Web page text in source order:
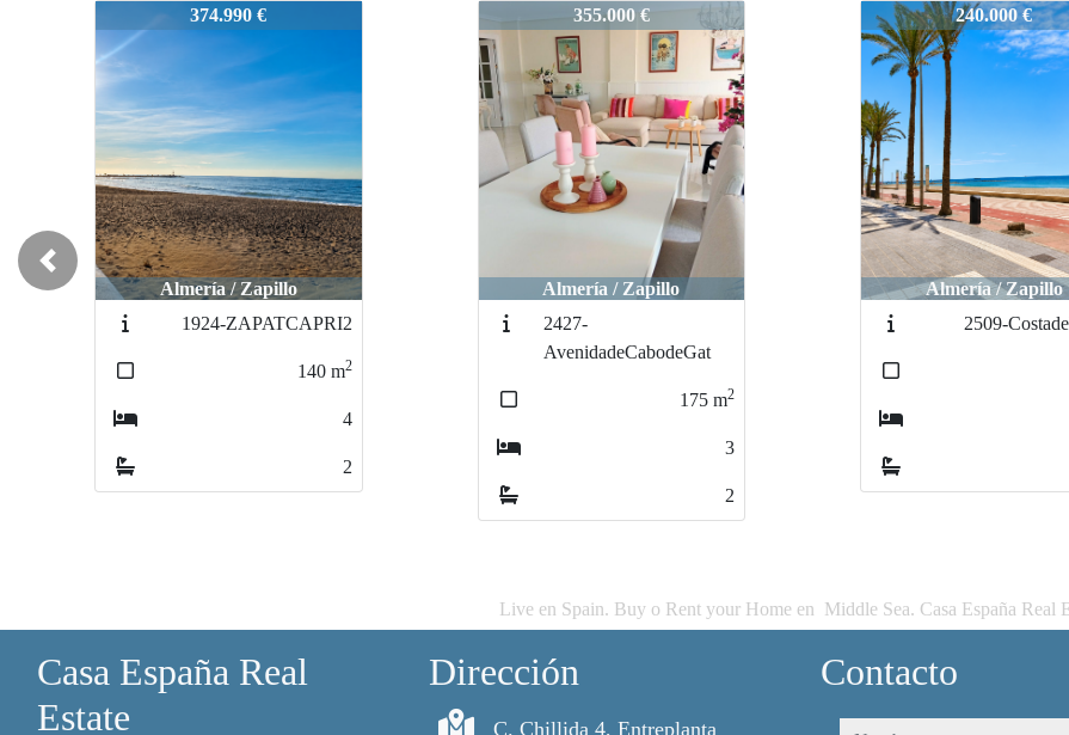
2441-CabodeGata
355.000 €
Almería / Zapillo
2427-
2
2441-CabodeGata
240.000 €
Almería / Zapillo
2509-CostadelSol_1
2441-CabodeGata
355.000 €
Almería / Zapillo
2427-
Previous
Live en Spain. Buy o Rent your Home en Middle Sea. Casa España Real
Casa España Real
Estate
Dirección
C. Chillida 4, Entreplanta
Contacto